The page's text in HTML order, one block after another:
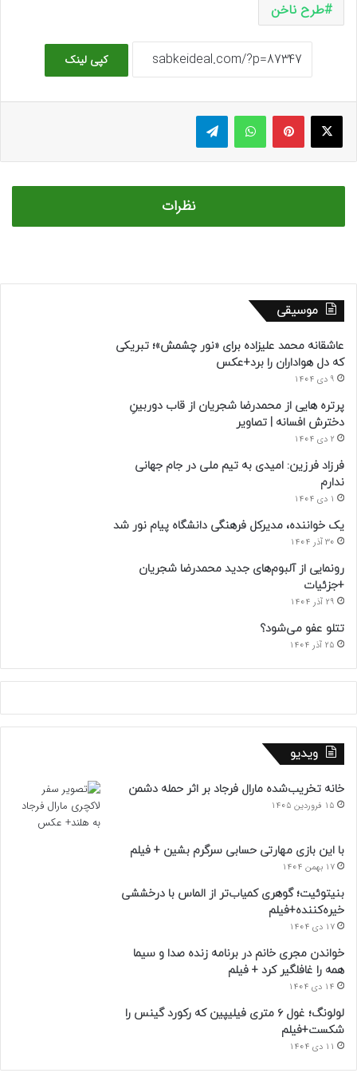
طرح ناخن
کپی لینک
ایکس پینتریستواتس آپ تلگرام
نظرات
موسیقی
عاشقانه محمد علیزاده برای «نور چشمش»؛ تبریکی
که دل هواداران را برد+عکس
9 دی 1404
پرتره هایی از محمدرضا شجریان از قاب دوربینِ
دخترش افسانه | تصاویر
2 دی 1404
فرزاد فرزین: امیدی به تیم ملی در جام جهانی
ندارم
1 دی 1404
یک خواننده، مدیرکل فرهنگی دانشگاه پیام نور شد
30 آذر 1404
رونمایی از آلبوم‌های جدید محمدرضا شجریان
+جزئیات
29 آذر 1404
تتلو عفو می‌شود؟
25 آذر 1404
ویدیو
خانه تخریب‌شده مارال فرجاد بر اثر حمله دشمن
15 فروردین 1405
با این بازی مهارتی حسابی سرگرم بشین + فیلم
17 بهمن 1404
بنیتوئیت؛ گوهری کمیاب‌تر از الماس با درخششی
خیره‌کننده+فیلم
17 دی 1404
خواندن مجری خانم در برنامه زنده صدا و سیما
همه را غافلگیر کرد + فیلم
14 دی 1404
لولونگ؛ غول ۶ متری فیلیپین که رکورد گینس را
شکست+فیلم
11 دی 1404